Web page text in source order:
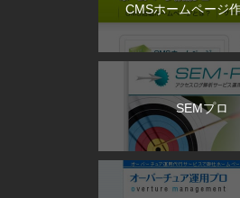
CMSホームページ
SEMプロ